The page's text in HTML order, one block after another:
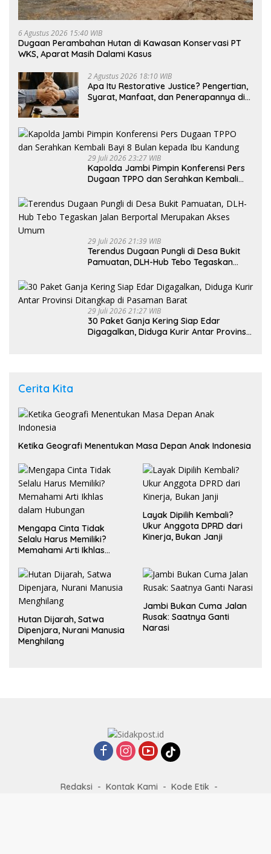
6 Agustus 2026 15:40 WIB
Dugaan Perambahan Hutan di Kawasan Konservasi PT
WKS, Aparat Masih Dalami Kasus
2 Agustus 2026 18:10 WIB
Apa Itu Restorative Justice? Pengertian,
Syarat, Manfaat, dan Penerapannya di
29 Juli 2026 23:27 WIB
Kapolda Jambi Pimpin Konferensi Pers
Dugaan TPPO dan Serahkan Kembali
29 Juli 2026 21:39 WIB
Terendus Dugaan Pungli di Desa Bukit
Pamuatan, DLH-Hub Tebo Tegaskan
Umum
29 Juli 2026 21:27 WIB
30 Paket Ganja Kering Siap Edar
Digagalkan, Diduga Kurir Antar Provinsi
Cerita Kita
Ketika Geografi Menentukan Masa Depan Anak Indonesia
Mengapa Cinta Tidak
Selalu Harus Memiliki?
Memahami Arti Ikhlas
Layak Dipilih Kembali?
Ukur Anggota DPRD dari
Kinerja, Bukan Janji
Hutan Dijarah, Satwa
Dipenjara, Nurani Manusia
Menghilang
Jambi Bukan Cuma Jalan
Rusak: Saatnya Ganti
Narasi
Redaksi Kontak Kami
Kode Etik